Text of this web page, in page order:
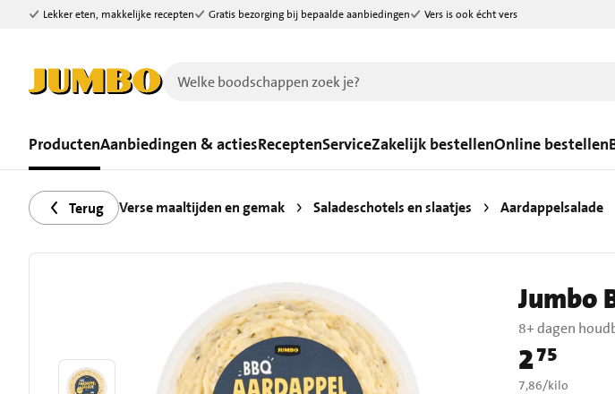
Ga naar zoeken
Ga naar hoofdinhoud
Lekker eten, makkelijke recepten Gratis bezorging bij bepaalde aanbiedingen Vers is ook écht vers
ProductenAanbiedingen & actiesReceptenServiceZakelijk bestellenOnline bestellen
Terug Verse maaltijden en gemak Saladeschotels en slaatjes Aardappelsalade
Jumbo
8+ dagen
Prijs: € 2,75
275
€ 7,86 per kilo
7,86/kilo